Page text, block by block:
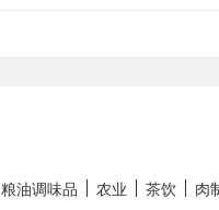
粮油调味品 农业 茶饮 肉